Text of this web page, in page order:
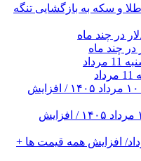
و سکه به بازگشایی تنگه
قیمت جدید دلار و یورو امروز شنبه ۱۰ مرداد ۱۴۰۵ / افزایش